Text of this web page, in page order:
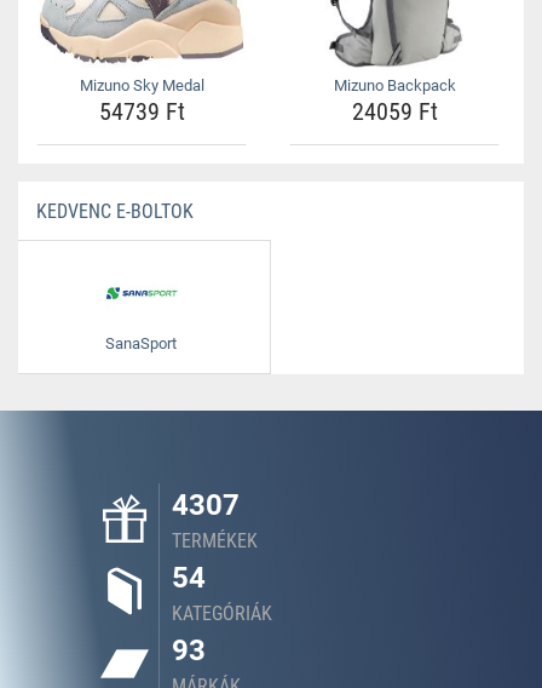
Mizuno Sky Medal
54739 Ft
Mizuno Backpack
24059 Ft
KEDVENC E-BOLTOK
SanaSport
4307
TERMÉKEK
54
KATEGÓRIÁK
93